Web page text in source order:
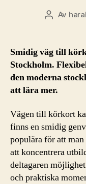
Av
Smidig väg till
Stockholm.
den moderna
att lära mer.
Vägen till körkort
finns en smidig
populära för att
att koncentrera
deltagaren
och praktiska